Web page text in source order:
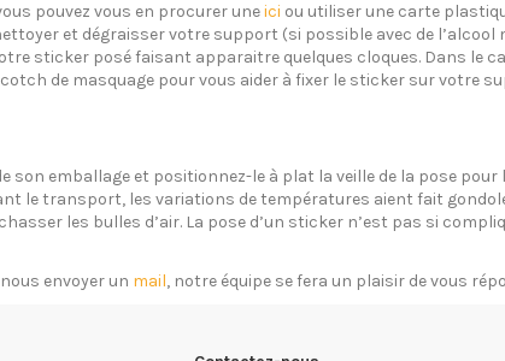
pouvez vous en procurer uneici ou utiliser une carte
et dégraisser votre support (si possible avec de l’alcool
sticker posé faisant apparaitre quelques cloques. Dans le
de masquage pour vous aider à fixer le sticker sur votre
son emballage et positionnez-le à plat la veille de la pose
le transport, les variations de températures aient fait
les bulles d’air. La pose d’un sticker n’est pas si
envoyer un mail, notre équipe se fera un plaisir de vous